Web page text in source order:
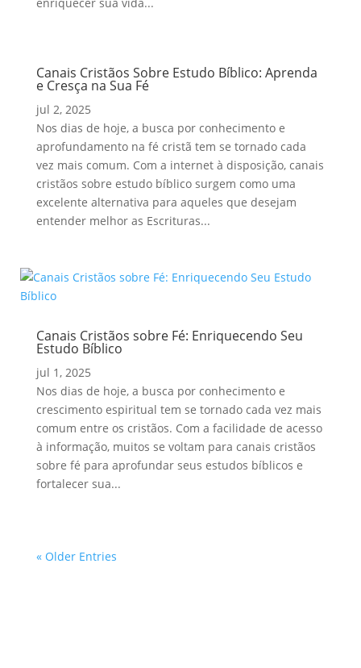
Canais Cristãos Sobre Estudo Bíblico: Aprenda
e Cresça na Sua Fé
jul 2, 2025
Nos dias de hoje, a busca por conhecimento e
aprofundamento na fé cristã tem se tornado cada
vez mais comum. Com a internet à disposição, canais
cristãos sobre estudo bíblico surgem como uma
excelente alternativa para aqueles que desejam
entender melhor as Escrituras...
Canais Cristãos sobre Fé: Enriquecendo Seu
Estudo Bíblico
jul 1, 2025
Nos dias de hoje, a busca por conhecimento e
crescimento espiritual tem se tornado cada vez mais
comum entre os cristãos. Com a facilidade de acesso
à informação, muitos se voltam para canais cristãos
sobre fé para aprofundar seus estudos bíblicos e
fortalecer sua...
« Older Entries